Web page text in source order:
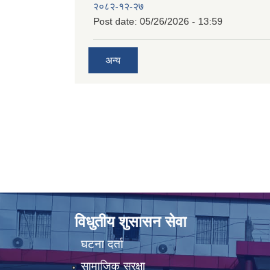
२०८२-१२-२७
Post date: 05/26/2026 - 13:59
अन्य
विधुतीय शुसासन सेवा
घटना दर्ता
सामाजिक सुरक्षा